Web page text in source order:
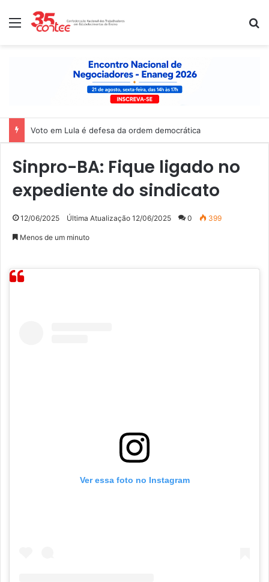
Menu
Voto em Lula é defesa da ordem democrática
Sinpro-BA: Fique ligado no
expediente do sindicato
12/06/2025 Última Atualização 12/06/2025 0 399
Menos de um minuto
Ver essa foto no Instagram